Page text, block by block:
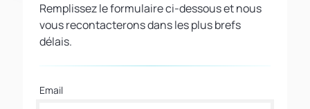
Remplissez le formulaire ci-dessous et nous
vous recontacterons dans les plus brefs
délais.
Email